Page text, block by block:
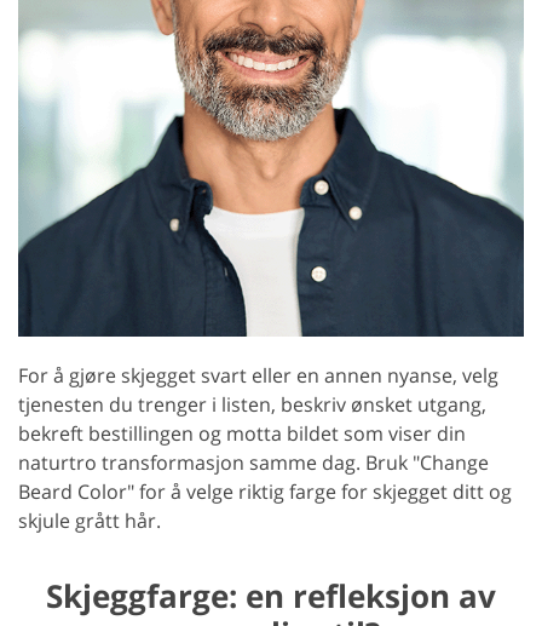
For å gjøre skjegget svart eller en annen nyanse, velg
tjenesten du trenger i listen, beskriv ønsket utgang,
bekreft bestillingen og motta bildet som viser din
naturtro transformasjon samme dag. Bruk "Change
Beard Color" for å velge riktig farge for skjegget ditt og
skjule grått hår.
Skjeggfarge: en refleksjon av